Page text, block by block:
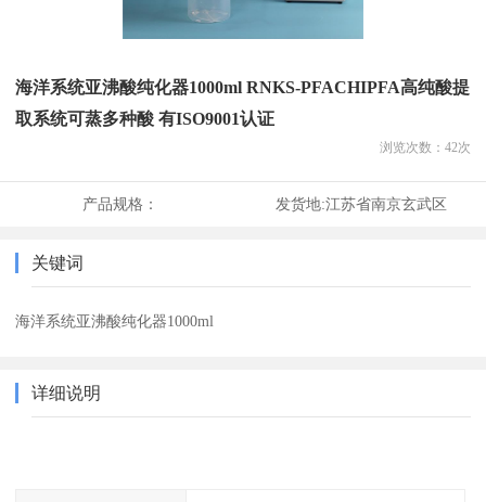
海洋系统亚沸酸纯化器1000ml RNKS-PFACHIPFA高纯酸提
取系统可蒸多种酸 有ISO9001认证
浏览次数： 42次
产品规格： 发货地:江苏省南京玄武区
关键词
海洋系统亚沸酸纯化器1000ml
详细说明